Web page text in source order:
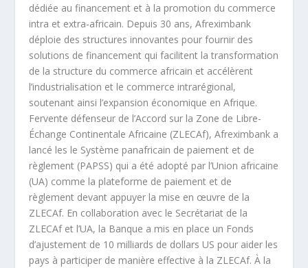
dédiée au financement et à la promotion du commerce
intra et extra-africain. Depuis 30 ans, Afreximbank
déploie des structures innovantes pour fournir des
solutions de financement qui facilitent la transformation
de la structure du commerce africain et accélèrent
l’industrialisation et le commerce intrarégional,
soutenant ainsi l’expansion économique en Afrique.
Fervente défenseur de l’Accord sur la Zone de Libre-
Échange Continentale Africaine (ZLECAf), Afreximbank a
lancé les le Système panafricain de paiement et de
règlement (PAPSS) qui a été adopté par l’Union africaine
(UA) comme la plateforme de paiement et de
règlement devant appuyer la mise en œuvre de la
ZLECAf. En collaboration avec le Secrétariat de la
ZLECAf et l’UA, la Banque a mis en place un Fonds
d’ajustement de 10 milliards de dollars US pour aider les
pays à participer de manière effective à la ZLECAf. À la